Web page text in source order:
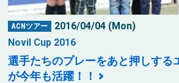
ACNツアー
2016/04/04 (Mon)
Novil Cup 2016
選手たちのプレーをあと押しする
が今年も活躍！！